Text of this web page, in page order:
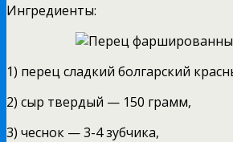
Ингредиенты:
1) перец сладкий болгарский
2) сыр твердый — 150 грамм,
3) чеснок — 3-4 зубчика,